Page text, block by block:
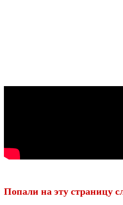
Попали на эту страницу